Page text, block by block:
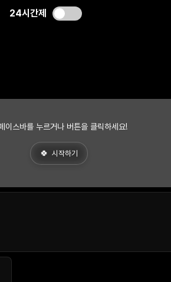
24시간제
이스바를 누르거나 버튼을 클릭하세요!
시작하기